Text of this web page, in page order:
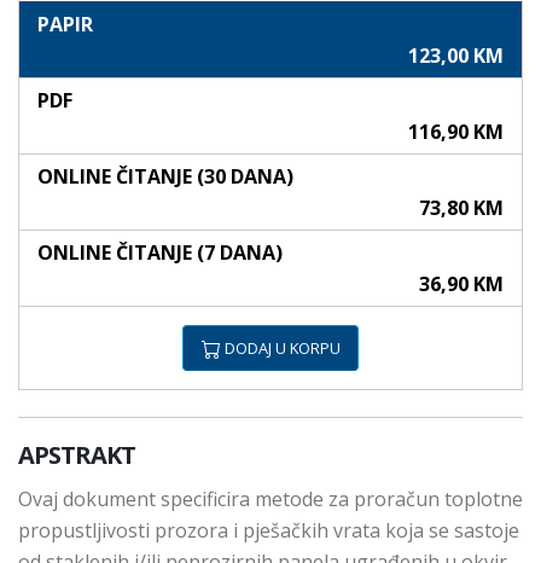
PAPIR
123,00 KM
PDF
116,90 KM
ONLINE ČITANJE (30 DANA)
73,80 KM
ONLINE ČITANJE (7 DANA)
36,90 KM
DODAJ U KORPU
APSTRAKT
Ovaj dokument specificira metode za proračun toplotne
propustljivosti prozora i pješačkih vrata koja se sastoje